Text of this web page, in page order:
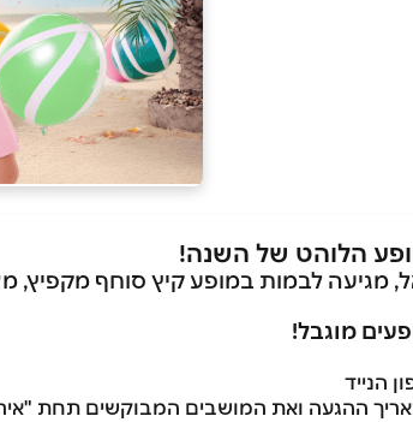
הלוהט של השנה!
לבמות במופע קיץ סוחף מקפיץ,
מוגבל!
ההגעה ואת המושבים המבוקשים תחת